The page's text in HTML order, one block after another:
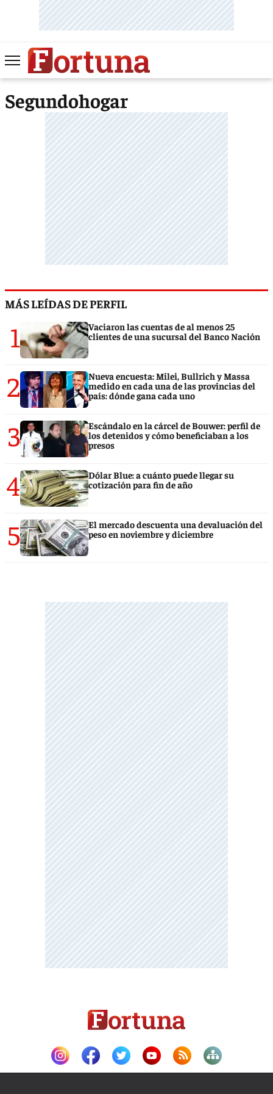
Segundohogar
MÁS LEÍDAS DE PERFIL
1
Vaciaron las cuentas de al menos 25
clientes de una sucursal del Banco Nación
2
Nueva encuesta: Milei, Bullrich y Massa
medido en cada una de las provincias del
país: dónde gana cada uno
3
Escándalo en la cárcel de Bouwer: perfil de
los detenidos y cómo beneficiaban a los
presos
4
Dólar Blue: a cuánto puede llegar su
cotización para fin de año
5
El mercado descuenta una devaluación del
peso en noviembre y diciembre